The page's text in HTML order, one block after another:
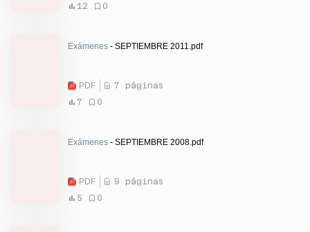
12
0
Exámenes - SEPTIEMBRE 2011.pdf
PDF
7 páginas
7
0
Exámenes - SEPTIEMBRE 2008.pdf
PDF
9 páginas
5
0